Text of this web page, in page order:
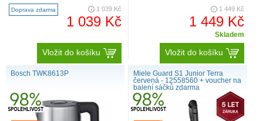
maximální výkon vy..
Doprava zdarma 1 039 Kč
1 039 Kč
Vložit do košíku
3D Čistá výměna sáčku dík..1 449 Kč
1 449 Kč
Skladem
Vložit do košíku
Bosch TWK8613P
Miele Guard S1 Junior Terra
červená - 12558560 + voucher na
balení sáčků zdarma